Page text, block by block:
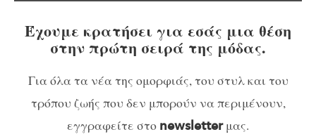
Έχουμε κρατήσει για εσάς μια θέση
στην πρώτη σειρά της μόδας.
Για όλα τα νέα της ομορφιάς, του στυλ και του
τρόπου ζωής που δεν μπορούν να περιμένουν,
εγγραφείτε στο newsletterμας.